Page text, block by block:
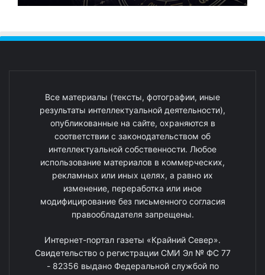
Все материалы (тексты, фотографии, иные
результаты интеллектуальной деятельности),
опубликованные на сайте, охраняются в
соответствии с законодательством об
интеллектуальной собственности. Любое
использование материалов в коммерческих,
рекламных или иных целях, а равно их
изменение, переработка или иное
модифицирование без письменного согласия
правообладателя запрещены.
Интернет-портал газеты «Крайний Север».
Свидетельство о регистрации СМИ Эл № ФС 77
- 82356 выдано Федеральной службой по